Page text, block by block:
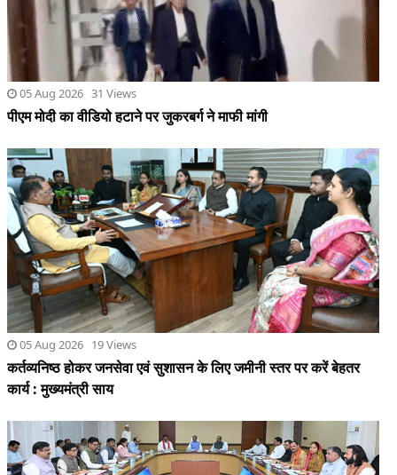
05 Aug 2026 19 Views
कर्तव्यनिष्ठ होकर जनसेवा एवं सुशासन के लिए जमीनी स्तर पर करें बेहतर
कार्य : मुख्यमंत्री साय
05 Aug 2026 51 Views